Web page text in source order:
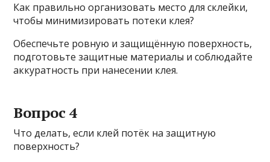
Как правильно организовать место для склейки,
чтобы минимизировать потеки клея?
Обеспечьте ровную и защищённую поверхность,
подготовьте защитные материалы и соблюдайте
аккуратность при нанесении клея.
Вопрос 4
Что делать, если клей потёк на защитную
поверхность?